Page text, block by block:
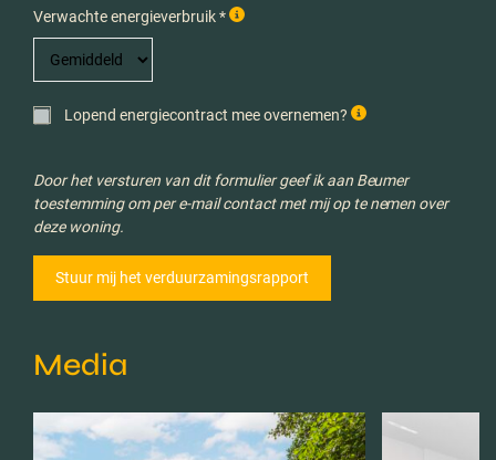
Verwachte energieverbruik *
Lopend energiecontract mee overnemen?
Door het versturen van dit formulier geef ik aan Beumer
toestemming om per e-mail contact met mij op te nemen over
deze woning.
Media